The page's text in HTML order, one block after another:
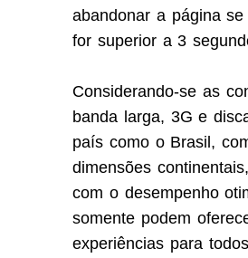
abandonar a página
for superior a 3
Considerando-se as
banda larga, 3G e
país como o Brasil,
dimensões
com o desempenho
somente podem
experiências para